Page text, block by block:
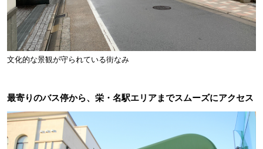
文化的な景観が守られている街なみ
最寄りのバス停から、栄・名駅エリアまでスムーズにアクセス